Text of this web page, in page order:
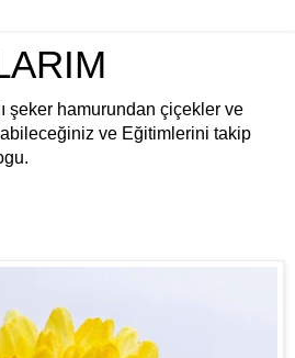
şeker hamurundan çiçekler ve
ve Eğitimlerini takip